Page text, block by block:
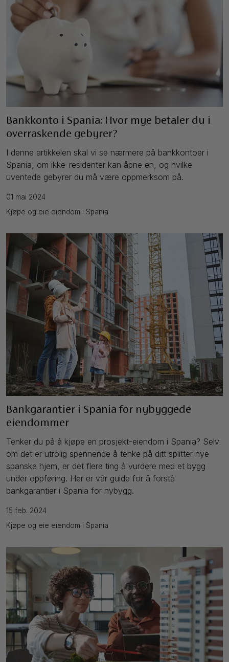
Bankkonto i Spania: Hvor mye betaler du i
overraskende gebyrer?
I denne artikkelen skal vi se nærmere på bankkontoer i
Spania, om ikke-residenter kan åpne en, og hvilke
uventede gebyrer du må være oppmerksom på.
01 mai 2024
Kjøpe og eie eiendom i Spania
Bankgarantier i Spania for nybyggede
eiendommer
Tenker du på å kjøpe en prosjekt-eiendom i Spania? Selv
om det er utrolig spennende å tenke på ditt splitter nye
spanske hjem, er det flere ting å vurdere med et bygg
under oppføring. Her er vår guide for å forstå
bankgarantier i Spania for nybygg.
15 feb. 2024
Kjøpe og eie eiendom i Spania